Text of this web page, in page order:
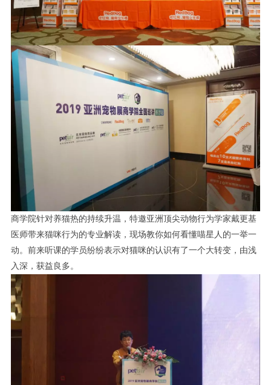
商学院针对养猫热的持续升温，特邀亚洲顶尖动物行为学家戴更基
医师带来猫咪行为的专业解读，现场教你如何看懂喵星人的一举一
动。前来听课的学员纷纷表示对猫咪的认识有了一个大转变，由浅
入深，获益良多。